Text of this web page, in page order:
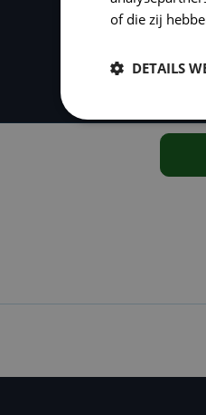
of die zij
DETAILS